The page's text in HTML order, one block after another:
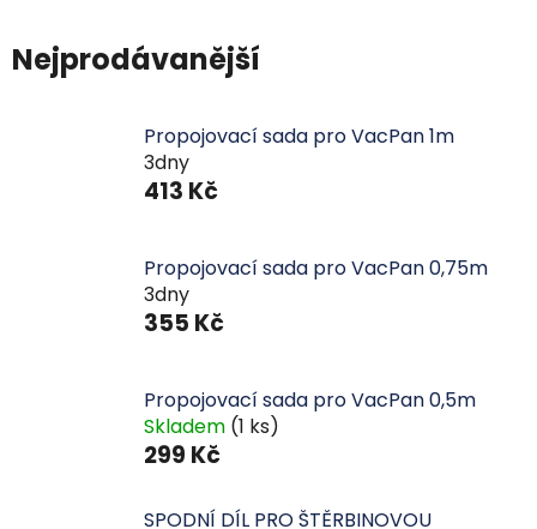
Nejprodávanější
Propojovací sada pro VacPan 1m
3dny
413 Kč
Propojovací sada pro VacPan 0,75m
3dny
355 Kč
Propojovací sada pro VacPan 0,5m
Skladem (1 ks)
299 Kč
SPODNÍ DÍL PRO ŠTĚRBINOVOU